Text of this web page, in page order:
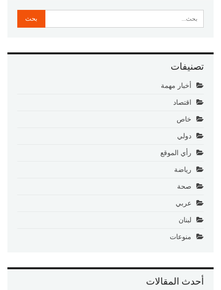
تصنيفات
أخبار مهمة
اقتصاد
خاص
دولي
رأي الموقع
رياضة
صحة
عربي
لبنان
منوعات
أحدث المقالات